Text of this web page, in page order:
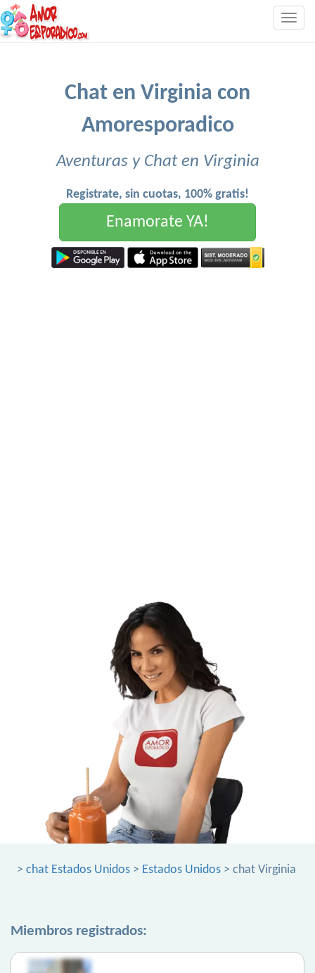
Chat en Virginia con
Amoresporadico
Aventuras y Chat en Virginia
Registrate, sin cuotas, 100% gratis!
Enamorate YA!
> chat Estados Unidos > Estados Unidos > chat Virginia
Miembros registrados: